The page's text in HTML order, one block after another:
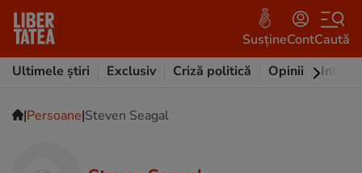
SusțineContCaută
Ultimele știri
Exclusiv Criză politică Opinii
|Persoane|Steven Seagal